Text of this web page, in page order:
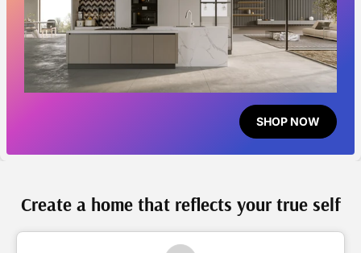
SHOP NOW
Create a home that reflects your true self